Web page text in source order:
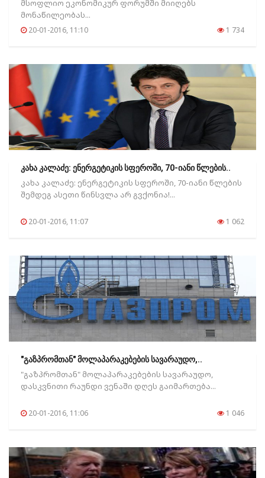
მსოფლიო ეკონომიკურ ფორუმში მიიღებს
მონაწილეობას...
20-01-2016, 11:10 1 734
კახა კალაძე: ენერგეტიკის სფეროში, 70-იანი წლების..
კახა კალაძე: ენერგეტიკის სფეროში, 70-იანი წლების
შემდეგ ასეთი წინსვლა არ გვქონია!...
20-01-2016, 11:07 1 062
"გაზპრომთან" მოლაპარაკებების სავარაუდო,..
"გაზპრომთან" მოლაპარაკებების სავარაუდო,
დასკვნითი რაუნდი ვენაში დღეს გაიმართება...
20-01-2016, 11:06 1 046